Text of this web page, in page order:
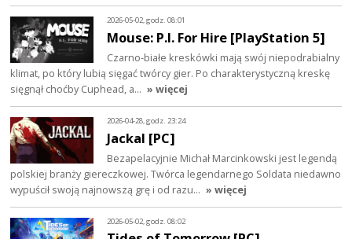
2026-05-02, godz. 08:01
Mouse: P.I. For Hire [PlayStation 5]
Czarno-białe kreskówki mają swój niepodrabialny
klimat, po który lubią sięgać twórcy gier. Po charakterystyczną kreskę
sięgnął choćby Cuphead, a… » więcej
2026-04-28, godz. 23:24
Jackal [PC]
Bezapelacyjnie Michał Marcinkowski jest legendą
polskiej branży giereczkowej. Twórca legendarnego Soldata niedawno
wypuścił swoją najnowszą grę i od razu… » więcej
2026-05-02, godz. 08:02